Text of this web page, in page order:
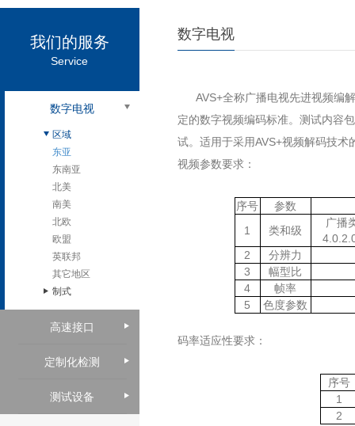
我们的服务
Service
数字电视
区域
东亚
东南亚
北美
南美
北欧
欧盟
英联邦
其它地区
制式
高速接口
定制化检测
测试设备
数字电视
AVS+全称广播电视先进视频编
定的数字视频编码标准。测试内容
试。适用于采用AVS+视频解码技术
视频参数要求：
序号
参数
1
类和级
广播
2
分辨力
3
幅型比
4
帧率
5
色度参数
码率适应性要求：
序号
1
2